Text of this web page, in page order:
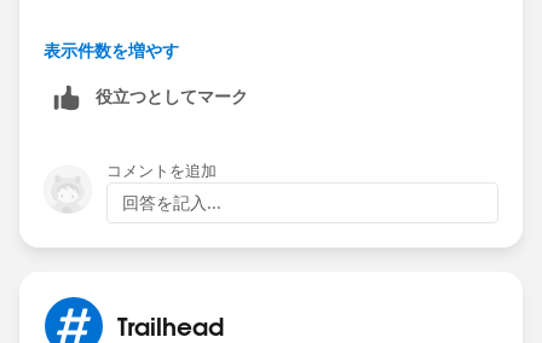
Looking forward to your response :)
Thank you !
Regards,
Ramu S.
++TrailheadHelpFollowUp
表示件数を増やす
役立つとしてマーク
コメントを追加
回答を記入...
Trailhead